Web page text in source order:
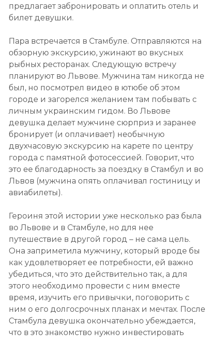
предлагает забронировать и оплатить отель и
билет девушки.
Пара встречается в Стамбуле. Отправляются на
обзорную экскурсию, ужинают во вкусных
рыбных ресторанах. Следующую встречу
планируют во Львове. Мужчина там никогда не
был, но посмотрел видео в ютюбе об этом
городе и загорелся желанием там побывать с
личным украинским гидом. Во Львове
девушка делает мужчине сюрприз и заранее
бронирует (и оплачивает) необычную
двухчасовую экскурсию на карете по центру
города с памятной фотосессией. Говорит, что
это ее благодарность за поездку в Стамбул и во
Львов (мужчина опять оплачивал гостиницу и
авиабилеты).
Героиня этой истории уже несколько раз была
во Львове и в Стамбуле, но для нее
путешествие в другой город – не сама цель.
Она заприметила мужчину, который вроде бы
как удовлетворяет ее потребности, ей важно
убедиться, что это действительно так, а для
этого необходимо провести с ним вместе
время, изучить его привычки, поговорить с
ним о его долгосрочных планах и мечтах. После
Стамбула девушка окончательно убеждается,
что в это знакомство нужно инвестировать